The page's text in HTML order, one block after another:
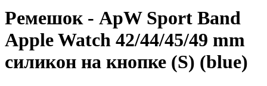
Ремешок - ApW Sport Band
Apple Watch 42/44/45/49 mm
силикон на кнопке (S) (blue)